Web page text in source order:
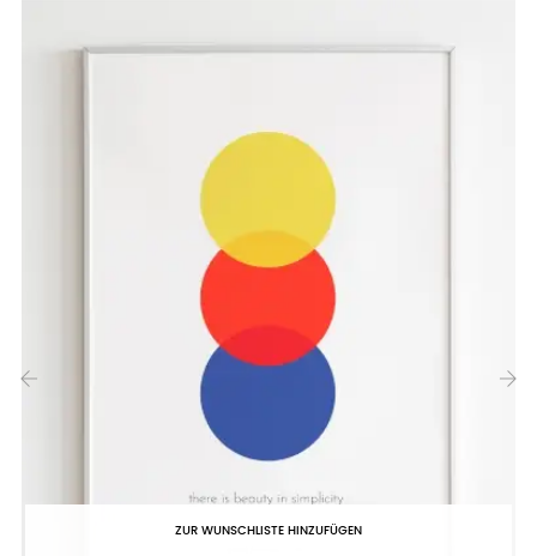
ZUR WUNSCHLISTE HINZUFÜGEN